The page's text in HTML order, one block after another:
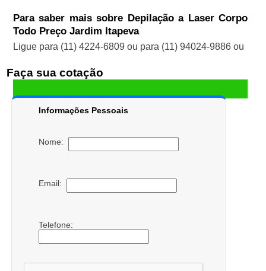
Para saber mais sobre Depilação a Laser Corpo
Todo Preço Jardim Itapeva
Ligue para (11) 4224-6809 ou para (11) 94024-9886ou
Faça sua cotação
Informações Pessoais
Nome:
Email:
Telefone: